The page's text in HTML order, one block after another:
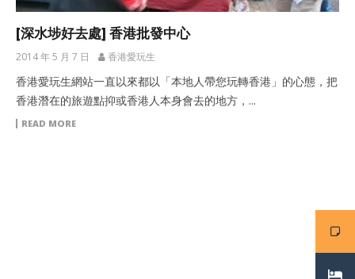
[深水埗好去處] 香港批發中心
2014 年 5 月 7 日 香港愛玩生
香港愛玩生網站一直以來都以「本地人帶您玩轉香港」的心態，把
香港潛在的旅遊點抑或香港人本身會去的地方，...
READ MORE